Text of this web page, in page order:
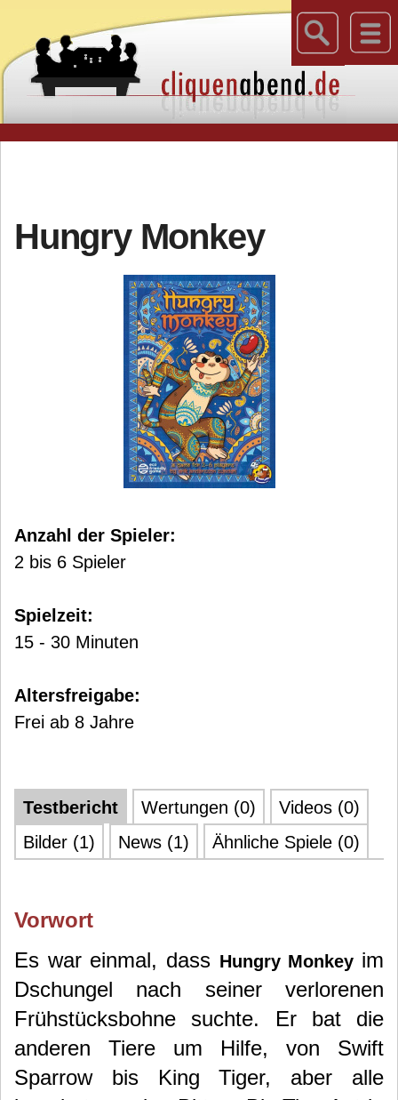
Hungry Monkey
Anzahl der Spieler:
2 bis 6 Spieler
Spielzeit:
15 - 30 Minuten
Altersfreigabe:
Frei ab 8 Jahre
Testbericht Wertungen (0)
Videos (0)
Bilder (1)
News (1) Ähnliche Spiele (0)
Vorwort
Es war einmal, dass Hungry Monkey im
Dschungel nach seiner verlorenen
Frühstücksbohne suchte. Er bat die
anderen Tiere um Hilfe, von Swift
Sparrow bis King Tiger, aber alle